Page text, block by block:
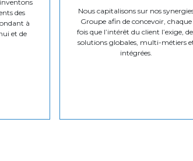
des
à
et de
Nous capitalisons sur nos
Groupe afin de concevoir, chaque
fois que l’intérêt du client l’exige,
solutions globales, multi-métiers
intégrées.